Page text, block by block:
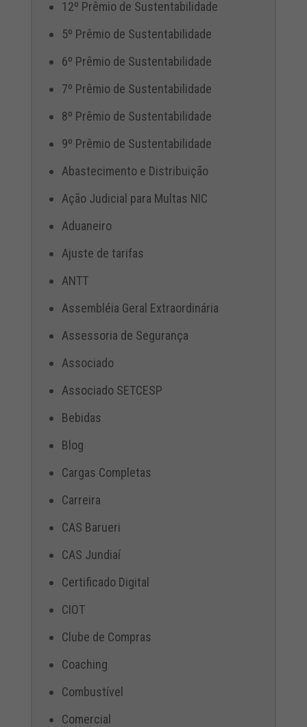
12º Prêmio de Sustentabilidade
5º Prêmio de Sustentabilidade
6º Prêmio de Sustentabilidade
7º Prêmio de Sustentabilidade
8º Prêmio de Sustentabilidade
9º Prêmio de Sustentabilidade
Abastecimento e Distribuição
Ação Judicial para Multas NIC
Aduaneiro
Ajuste de tarifas
ANTT
Assembléia Geral Extraordinária
Assessoria de Segurança
Associado
Associado SETCESP
Bebidas
Blog
Cargas Completas
Carreira
CAS Barueri
CAS Jundiaí
Certificado Digital
CIOT
Clube de Compras
Coaching
Combustível
Comercial